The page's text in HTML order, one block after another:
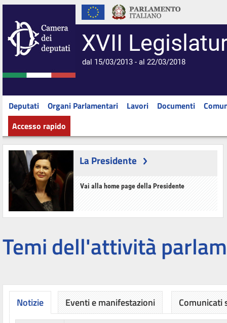
XVII
dal 15/03/2013 - al 22/03/2018
Deputati Organi Parlamentari Lavori Documenti
Accesso rapido
La Presidente
Vai alla home page della Presidente
Temi dell'attività
Notizie Eventi e manifestazioni Comunicati